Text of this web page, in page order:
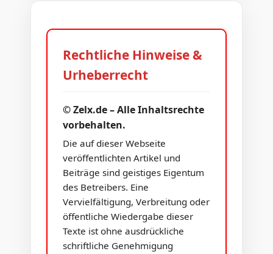
Rechtliche Hinweise &
Urheberrecht
© Zelx.de – Alle Inhaltsrechte
vorbehalten.
Die auf dieser Webseite
veröffentlichten Artikel und
Beiträge sind geistiges Eigentum
des Betreibers. Eine
Vervielfältigung, Verbreitung oder
öffentliche Wiedergabe dieser
Texte ist ohne ausdrückliche
schriftliche Genehmigung